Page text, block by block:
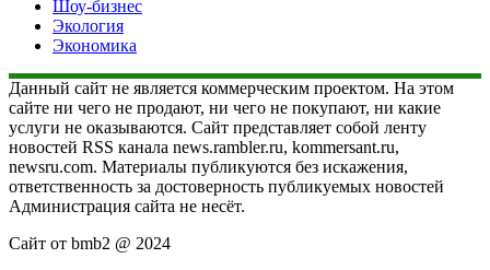
Шоу-бизнес
Экология
Экономика
Данный сайт не является коммерческим проектом. На этом
сайте ни чего не продают, ни чего не покупают, ни какие
услуги не оказываются. Сайт представляет собой ленту
новостей RSS канала news.rambler.ru, kommersant.ru,
newsru.com. Материалы публикуются без искажения,
ответственность за достоверность публикуемых новостей
Администрация сайта не несёт.
Сайт от bmb2 @ 2024